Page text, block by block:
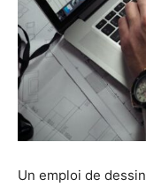
Un emploi de